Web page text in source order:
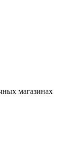
магазинах